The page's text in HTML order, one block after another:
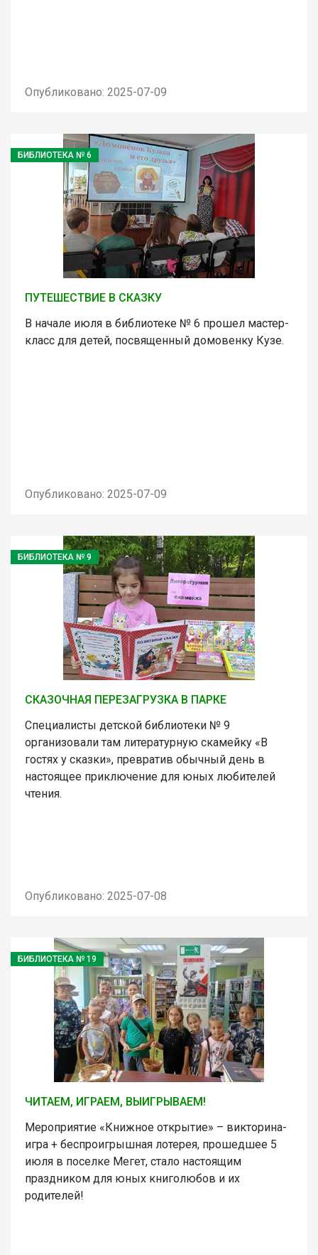
Опубликовано: 2025-07-09
БИБЛИОТЕКА № 6
ПУТЕШЕСТВИЕ В СКАЗКУ
В начале июля в библиотеке № 6 прошел мастер-
класс для детей, посвященный домовенку Кузе.
Опубликовано: 2025-07-09
БИБЛИОТЕКА № 9
СКАЗОЧНАЯ ПЕРЕЗАГРУЗКА В ПАРКЕ
Специалисты детской библиотеки № 9
организовали там литературную скамейку «В
гостях у сказки», превратив обычный день в
настоящее приключение для юных любителей
чтения.
Опубликовано: 2025-07-08
БИБЛИОТЕКА № 19
ЧИТАЕМ, ИГРАЕМ, ВЫИГРЫВАЕМ!
Мероприятие «Книжное открытие» – викторина-
игра + беспроигрышная лотерея, прошедшее 5
июля в поселке Мегет, стало настоящим
праздником для юных книголюбов и их
родителей!